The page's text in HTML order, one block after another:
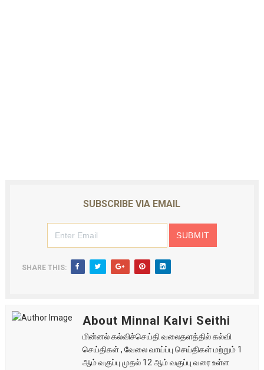
SUBSCRIBE VIA EMAIL
SHARE THIS:
About Minnal Kalvi Seithi
மின்னல் கல்விச்செய்தி வலைதளத்தில் கல்வி
செய்திகள் , வேலை வாய்ப்பு செய்திகள் மற்றும் 1
ஆம் வகுப்பு முதல் 12 ஆம் வகுப்பு வரை உள்ள